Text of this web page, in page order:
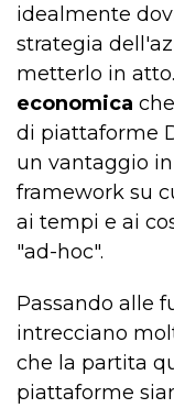
idealmente
strategia
metterlo in
economica
di piattaforme
un vantaggio
framework su
ai tempi e ai
"ad-hoc".
Passando alle
intrecciano
che la partita
piattaforme